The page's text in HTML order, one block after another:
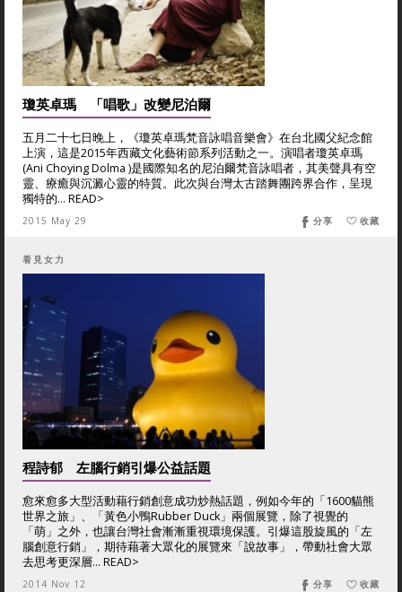
瓊英卓瑪 「唱歌」改變尼泊爾
五月二十七日晚上，《瓊英卓瑪梵音詠唱音樂會》在台北國父紀念館
上演，這是2015年西藏文化藝術節系列活動之一。演唱者瓊英卓瑪
(Ani Choying Dolma )是國際知名的尼泊爾梵音詠唱者，其美聲具有空
靈、療癒與沉澱心靈的特質。此次與台灣太古踏舞團跨界合作，呈現
獨特的... READ>
2015 May 29 收藏
分享
看見女力
程詩郁 左腦行銷引爆公益話題
愈來愈多大型活動藉行銷創意成功炒熱話題，例如今年的「1600貓熊
世界之旅」、「黃色小鴨Rubber Duck」兩個展覽，除了視覺的
「萌」之外，也讓台灣社會漸漸重視環境保護。引爆這股旋風的「左
腦創意行銷」，期待藉著大眾化的展覽來「說故事」，帶動社會大眾
去思考更深層... READ>
2014 Nov 12 收藏
分享